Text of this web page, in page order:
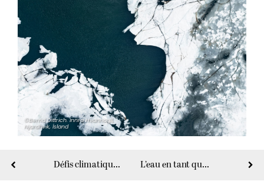
©Bernd Dittrich. Innra Hvannagil,
Njardhvik, Ísland
Défis climatiques en 2024 L’eau en tant que bien commun mondial